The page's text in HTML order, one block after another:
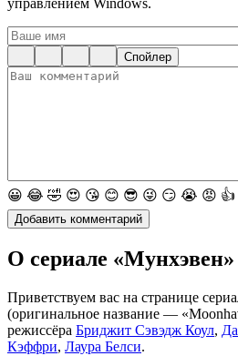
управлением Windows.
Спойлер
😀 😂 🤣 😍 😘 😊 😎 😜 😏 😭 😡 👍
О сериале «Мунхэвен»
Приветствуем вас на странице
(оригинальное название —
режиссёра Бриджит Сэвэдж Коул,
Кэффри, Лаура Белси.